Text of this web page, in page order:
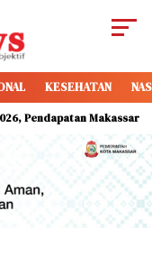
KESEHATAN
Makassar Capai